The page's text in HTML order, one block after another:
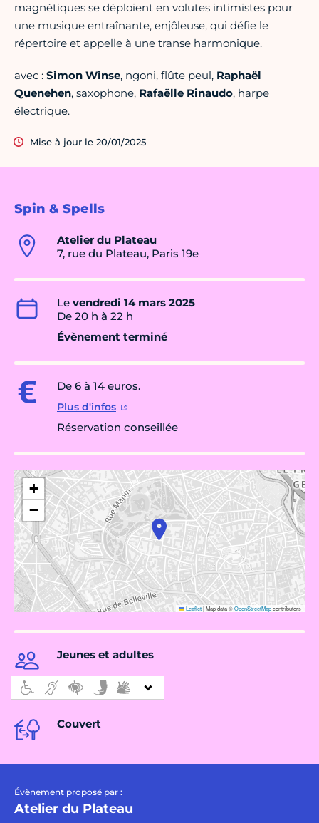
Spin & Spells
Atelier du Plateau
7, rue du Plateau, Paris 19e
Le vendredi 14 mars 2025
De 20 h à 22 h
Évènement terminé
De 6 à 14 euros.
Plus d'infos
Réservation conseillée
+
−
Leaflet|Map data ©OpenStreetMapcontributors
Jeunes et adultes
Couvert
Évènement proposé par :
Atelier du Plateau
magnétiques se déploient en volutes intimistes pour
une musique entraînante, enjôleuse, qui défie le
répertoire et appelle à une transe harmonique.
avec : Simon Winse, ngoni, flûte peul, Raphaël
Quenehen, saxophone, Rafaëlle Rinaudo, harpe
électrique.
Mise à jour le 20/01/2025